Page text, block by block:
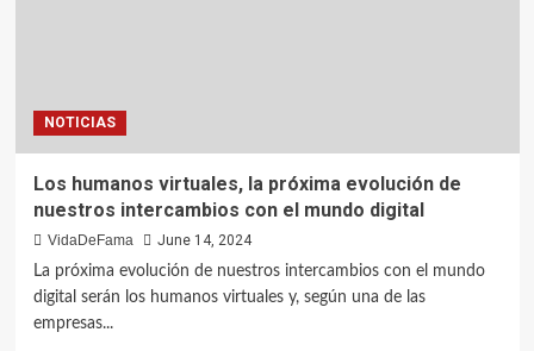
NOTICIAS
Los humanos virtuales, la próxima evolución de
nuestros intercambios con el mundo digital
VidaDeFama
June 14, 2024
La próxima evolución de nuestros intercambios con el mundo
digital serán los humanos virtuales y, según una de las
empresas...